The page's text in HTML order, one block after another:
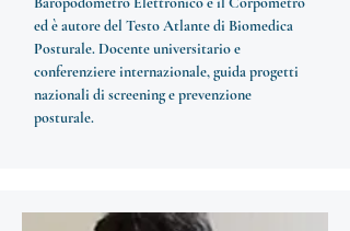
ed è autore del Testo Atlante di Biomedica
Posturale. Docente universitario e
conferenziere internazionale, guida progetti
nazionali di screening e prevenzione
posturale.